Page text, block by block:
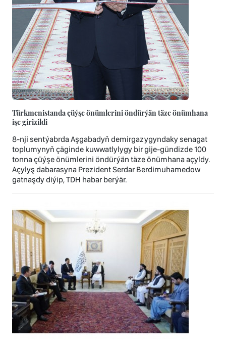
Türkmenistanda çüýşe önümlerini öndürýän täze önümhana
işe girizildi
8-nji sentýabrda Aşgabadyň demirgazygyndaky senagat
toplumynyň çäginde kuwwatlylygy bir gije-gündizde 100
tonna çüýşe önümlerini öndürýän täze önümhana açyldy.
Açylyş dabarasyna Prezident Serdar Berdimuhamedow
gatnaşdy diýip, TDH habar berýär.